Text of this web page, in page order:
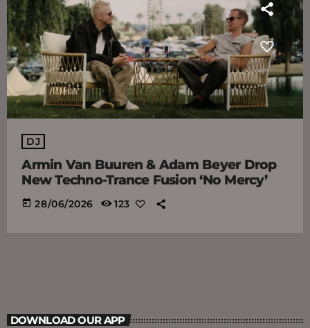
DJ
Armin Van Buuren & Adam Beyer Drop
New Techno-Trance Fusion ‘No Mercy’
today 28/06/2026 123
DOWNLOAD OUR APP